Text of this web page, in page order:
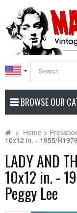
BROWSE OUR
> Home >
10x12 in. - 1955/
LADY AND
10x12 in. -
Peggy Lee